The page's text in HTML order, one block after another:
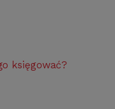
księgować?